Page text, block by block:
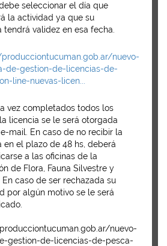
seleccionar el día que
la actividad ya que su
tendrá validez en esa fecha.
nuevo-
de-gestion-de-licencias-de-
line-nuevas-licen...
vez completados todos los
licencia se le será otorgada
mail. En caso de no recibir la
en el plazo de 48 hs, deberá
a las oficinas de la
de Flora, Fauna Silvestre y
En caso de ser rechazada su
por algún motivo se le será
nuevo-
gestion-de-licencias-de-pesca-